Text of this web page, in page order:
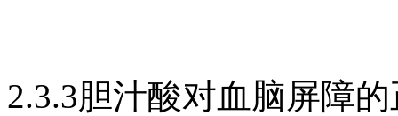
2.3.3胆汁酸对血脑屏障